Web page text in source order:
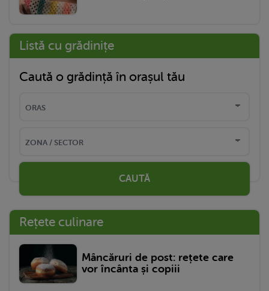
Listă cu grădinițe
Caută o grădință în orașul tău
CAUTĂ
Rețete culinare
Mâncăruri de post: rețete care
vor încânta și copiii